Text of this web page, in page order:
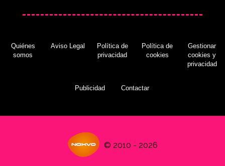
Quiénes
somos
Aviso Legal
Política de
privacidad
Política de
cookies
Gestionar
cookies y
privacidad
Publicidad Contactar
© 2010 - 2026